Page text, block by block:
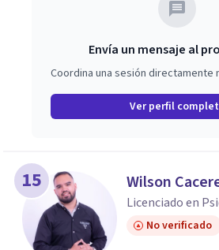
Envía un mensaje al
Coordina una sesión directamente
Ver perfil
15 Wilson
Licenciado en
No verificado